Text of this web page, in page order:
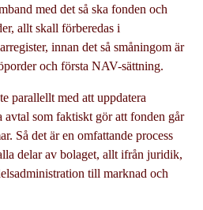
med det så ska fonden och
allt skall förberedas i
innan det så småningom är
och första NAV-sättning.
parallellt med att uppdatera
som faktiskt gör att fonden går
Så det är en omfattande process
delar av bolaget, allt ifrån juridik,
till marknad och